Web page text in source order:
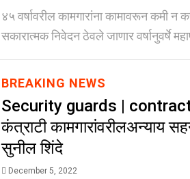
४५ वर्षावरील कामगारांना कामावरून कमी
सकारात्मक निवेदन ठेवले जाणार वर्षानुवर्षे
BREAKING NEWS
Security guards | contract
कंत्राटी कामगारांवरीलअन्याय
सुनील शिंदे
December 5, 2022